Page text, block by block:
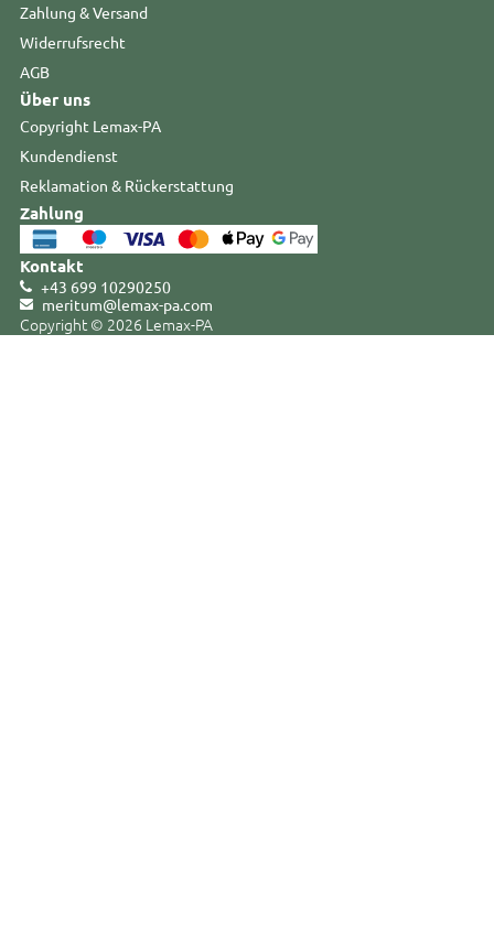
Zahlung & Versand
Widerrufsrecht
AGB
Über uns
Copyright Lemax-PA
Kundendienst
Reklamation & Rückerstattung
Zahlung
Kontakt
+43 699 10290250
meritum@lemax-pa.com
Copyright © 2026 Lemax-PA